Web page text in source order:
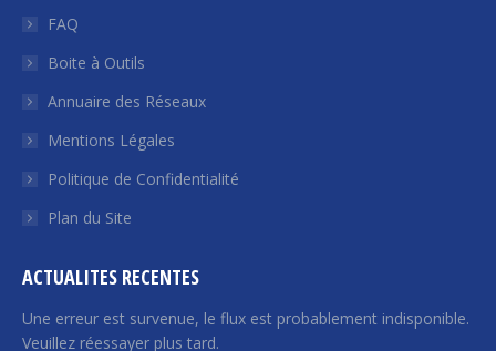
s'ouvre
une
nouvelle
fenêtre
s'ouvre
une
nouvelle
fenêtre
une
nouvelle
fenêtre
une
nouvelle
fenêtre
nouvelle
fenêtre
FAQ
Boite à Outils
Annuaire des Réseaux
Mentions Légales
Politique de Confidentialité
Plan du Site
ACTUALITES RECENTES
Une erreur est survenue, le flux est probablement indisponible.
Veuillez réessayer plus tard.